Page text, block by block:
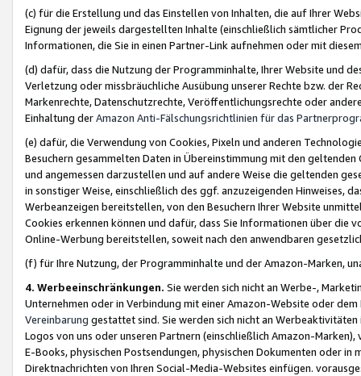
(c) für die Erstellung und das Einstellen von Inhalten, die auf Ihrer
Eignung der jeweils dargestellten Inhalte (einschließlich sämtlicher
Informationen, die Sie in einen Partner-Link aufnehmen oder mit
(d) dafür, dass die Nutzung der Programminhalte, Ihrer Website und
Verletzung oder missbräuchliche Ausübung unserer Rechte bzw. der
Markenrechte, Datenschutzrechte, Veröffentlichungsrechte oder
Einhaltung derAmazon Anti-Fälschungsrichtlinien für das
(e) dafür, die Verwendung von Cookies, Pixeln und anderen
Besuchern gesammelten Daten in Übereinstimmung mit den
und angemessen darzustellen und auf andere Weise die geltenden
in sonstiger Weise, einschließlich des ggf. anzuzeigenden Hinweises,
Werbeanzeigen bereitstellen, von den Besuchern Ihrer Website
Cookies erkennen können und dafür, dass Sie Informationen über die
Online-Werbung bereitstellen, soweit nach den anwendbaren
(f) für Ihre Nutzung, der Programminhalte und der Amazon-Marken,
4. Werbeeinschränkungen. Sie werden sich nicht an Werbe-,
Unternehmen oder in Verbindung mit einer Amazon-Website oder
Vereinbarung gestattet sind. Sie werden sich nicht an
Logos von uns oder unseren Partnern (einschließlich Amazon-
E-Books, physischen Postsendungen, physischen Dokumenten oder in
Direktnachrichten von Ihren Social-Media-Websites einfügen.